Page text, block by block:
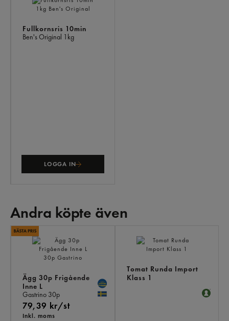
Fullkornsris 10min
Ben's Original 1kg
LOGGA IN
Andra köpte även
Ägg 30p Frigående
Inne L
Gastrino 30p
79,39 kr/st
Inkl. moms
Tomat Runda Import
Klass 1